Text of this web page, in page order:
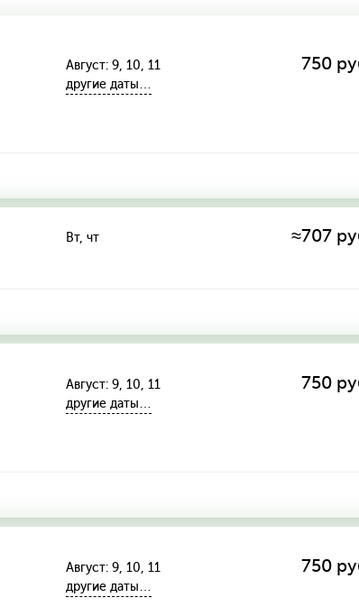
Август: 9, 10, 11
другие даты…
750
Вт, чт ≈707
Август: 9, 10, 11
другие даты…
750
Август: 9, 10, 11
другие даты…
750